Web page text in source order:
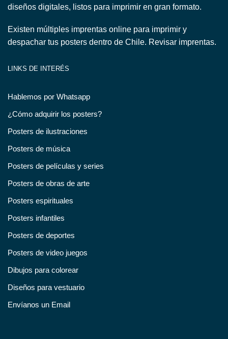
diseños digitales, listos para imprimir en gran formato.
Existen múltiples imprentas online para imprimir y
despachar tus posters dentro de Chile. Revisar imprentas.
LINKS DE INTERÉS
Hablemos por Whatsapp
¿Cómo adquirir los posters?
Posters de ilustraciones
Posters de música
Posters de películas y series
Posters de obras de arte
Posters espirituales
Posters infantiles
Posters de deportes
Posters de video juegos
Dibujos para colorear
Diseños para vestuario
Envíanos un Email